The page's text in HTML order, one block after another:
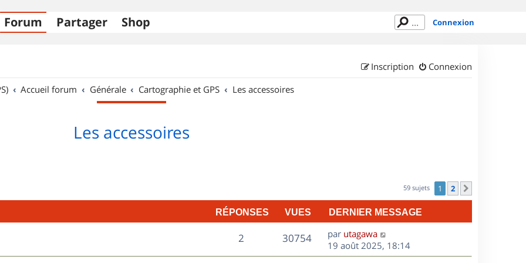
Forum Partager Shop Connexion
Connexion
Inscription
Accueil forum Générale Cartographie et GPS Les accessoires
Les accessoires
59 sujets 1 2
RÉPONSES VUES DERNIER MESSAGE
2R
é
30754V
u
D
e
r
par utagawa
19 août 2025, 18:14